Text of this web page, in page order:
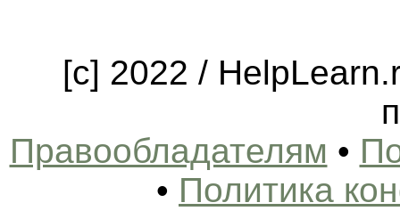
[c] 2022 /
Правообладателям •
• Политика